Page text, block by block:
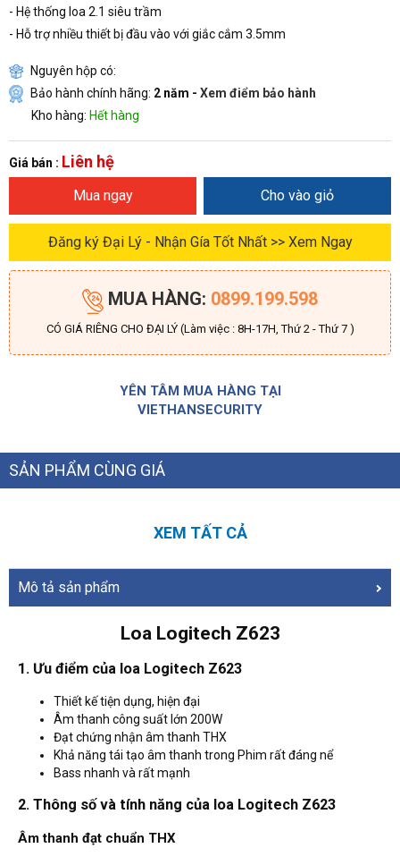
- Hệ thống loa 2.1 siêu trầm
- Hỗ trợ nhiều thiết bị đầu vào với giắc cắm 3.5mm
Nguyên hộp có:
Bảo hành chính hãng: 2 năm - Xem điểm bảo hành
Kho hàng: Hết hàng
Giá bán : Liên hệ
Mua ngay Cho vào giỏ
Đăng ký Đại Lý - Nhận Gía Tốt Nhất >> Xem Ngay
MUA HÀNG: 0899.199.598
CÓ GIÁ RIÊNG CHO ĐẠI LÝ (Làm việc : 8H-17H, Thứ 2 - Thứ 7 )
YÊN TÂM MUA HÀNG TẠI
VIETHANSECURITY
SẢN PHẨM CÙNG GIÁ
XEM TẤT CẢ
Mô tả sản phẩm
Loa Logitech Z623
1. Ưu điểm của loa Logitech Z623
Thiết kế tiện dụng, hiện đại
Âm thanh công suất lớn 200W
Đạt chứng nhận âm thanh THX
Khả năng tái tạo âm thanh trong Phim rất đáng nể
Bass nhanh và rất mạnh
2. Thông số và tính năng của loa Logitech Z623
Âm thanh đạt chuẩn THX